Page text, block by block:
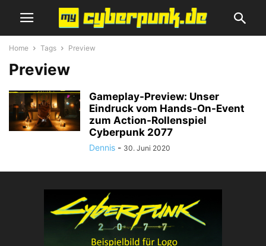
Home Tags Preview
Preview
Gameplay-Preview: Unser
Eindruck vom Hands-On-Event
zum Action-Rollenspiel
Cyberpunk 2077
Dennis - 30. Juni 2020